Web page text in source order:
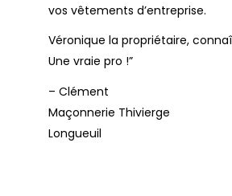
vos vêtements d’entreprise.
Véronique la propriétaire,
Une vraie pro !”
– Clément
Maçonnerie Thivierge
Longueuil